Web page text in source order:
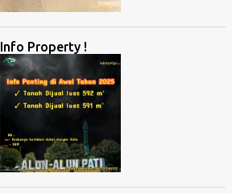
Info Property !